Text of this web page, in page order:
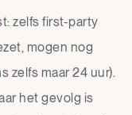
zelfs first-party
mogen nog
zelfs maar 24 uur).
het gevolg is